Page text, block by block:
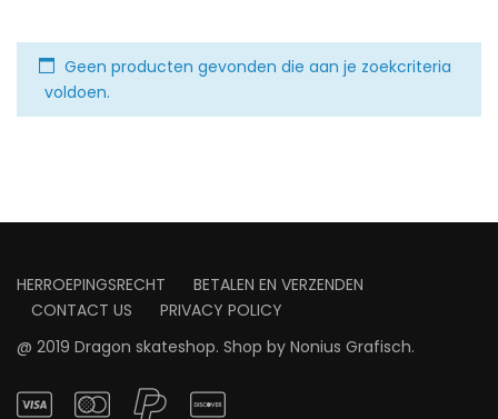
Geen producten gevonden die aan je zoekcriteria
voldoen.
HERROEPINGSRECHT
BETALEN EN VERZENDEN
CONTACT US
PRIVACY POLICY
@ 2019 Dragon skateshop. Shop by Nonius Grafisch.